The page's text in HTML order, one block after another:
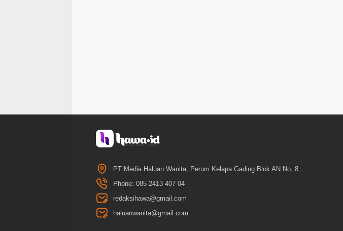
PT Media Haluan Wanita, Perum Kelapa Gading Blok AN No, 8
Phone: 085 2413 407 04
redaksihawa@gmail.com
haluanwanita@gmail.com